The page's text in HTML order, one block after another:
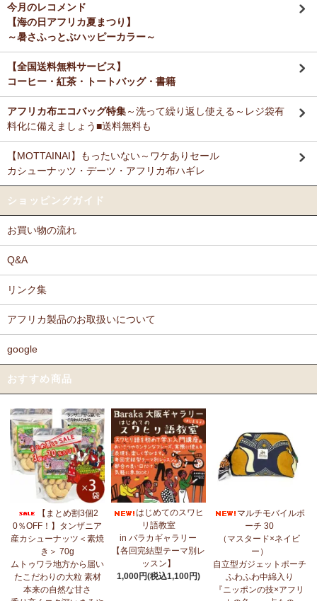
今月のレコメンド
【海の日アフリカ夏まつり】
～暑さふっとぶハッピーカラー～
【全国送料無料サービス】
コーヒー・紅茶・トートバッグ・書籍
アフリカ布エコバッグ特集～洗って繰り返し使える～レジ袋有
料化に備えましょう■送料無料も
【MOTTAINAI】もったいない～ワケありセール
カシューナッツ・デーツ・アフリカ布ハギレ
ショッピングガイド
お買い物の流れ
Q&A
リンク集
アフリカ製品のお取扱いについて
google
おすすめ商品
【まとめ割3個2
0％OFF！】タンザニア
産カシューナッツ＜素焼
き＞ 70g
ムトゥワラ地方から届い
たこだわりの大粒 素材
本来の自然な甘さ
はじめてのスワヒ
リ語教室
in バラカギャラリー
【各回完結型テーマ別レ
ッスン】
1,000円(税込1,100円)
マルチモバイルポ
ーチ 30
（マスタード×ネイビ
ー）
自立型ガジェットポーチ
ふわふわ中綿入り
『ニッポンの技×アフリ